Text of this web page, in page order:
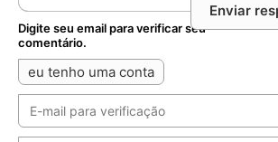
Enviar
Digite seu email para verificar seu
comentário.
eu tenho uma conta